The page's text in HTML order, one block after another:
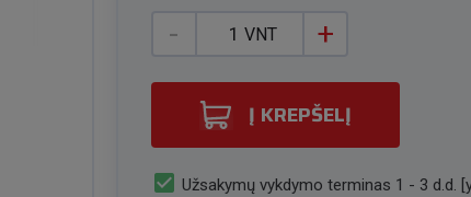
- +
VNT
Į KREPŠELĮ
check_box Užsakymų vykdymo terminas 1 - 3 d.d.